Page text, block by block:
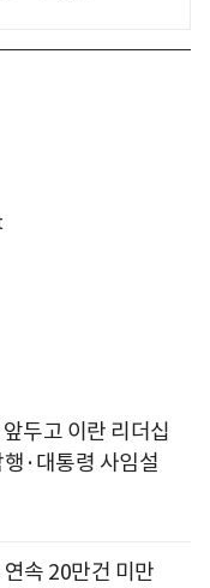
두고 이란 리더십
·대통령 사임설
속 20만건 미만